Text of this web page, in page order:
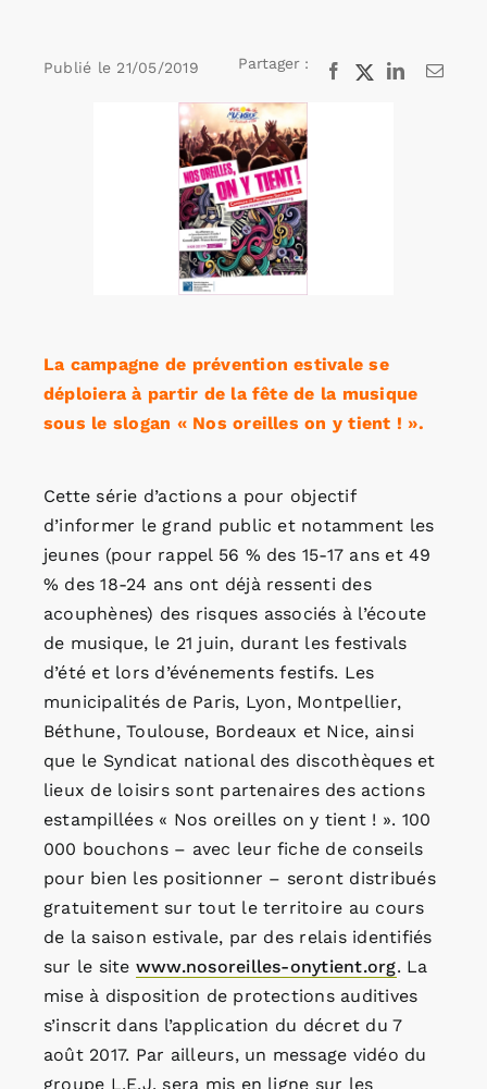
Annonces emploi
Publié le 21/05/2019 Partager : Facebook
X LinkedInEmail
La campagne de prévention estivale se
déploiera à partir de la fête de la musique
sous le slogan « Nos oreilles on y tient ! ».
Cette série d’actions a pour objectif
d’informer le grand public et notamment les
jeunes (pour rappel 56 % des 15-17 ans et 49
% des 18-24 ans ont déjà ressenti des
acouphènes) des risques associés à l’écoute
de musique, le 21 juin, durant les festivals
d’été et lors d’événements festifs. Les
municipalités de Paris, Lyon, Montpellier,
Béthune, Toulouse, Bordeaux et Nice, ainsi
que le Syndicat national des discothèques et
lieux de loisirs sont partenaires des actions
estampillées « Nos oreilles on y tient ! ». 100
000 bouchons – avec leur fiche de conseils
pour bien les positionner – seront distribués
gratuitement sur tout le territoire au cours
de la saison estivale, par des relais identifiés
sur le site www.nosoreilles-onytient.org. La
mise à disposition de protections auditives
s’inscrit dans l’application du décret du 7
août 2017. Par ailleurs, un message vidéo du
groupe L.E.J. sera mis en ligne sur les